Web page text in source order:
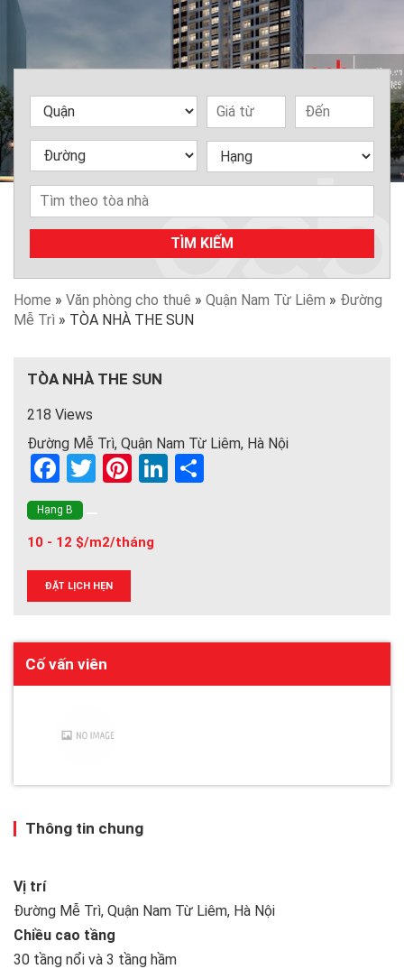
TÌM KIẾM
Home » Văn phòng cho thuê » Quận Nam Từ Liêm » Đường
Mễ Trì » TÒA NHÀ THE SUN
TÒA NHÀ THE SUN
218 Views
Đường Mễ Trì, Quận Nam Từ Liêm, Hà Nội
F
a
ce
b
o
o
k
T
er
Pi
es
Li
Hạng B
10 - 12 $/m2/tháng
ĐẶT LỊCH HẸN
Cố vấn viên
Thông tin chung
Vị trí
Đường Mễ Trì, Quận Nam Từ Liêm, Hà Nội
Chiều cao tầng
30 tầng nổi và 3 tầng hầm